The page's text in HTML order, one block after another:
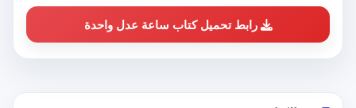
رابط تحميل كتاب ساعة عدل واحدة